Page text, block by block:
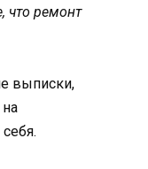
что ремонт
выписки,